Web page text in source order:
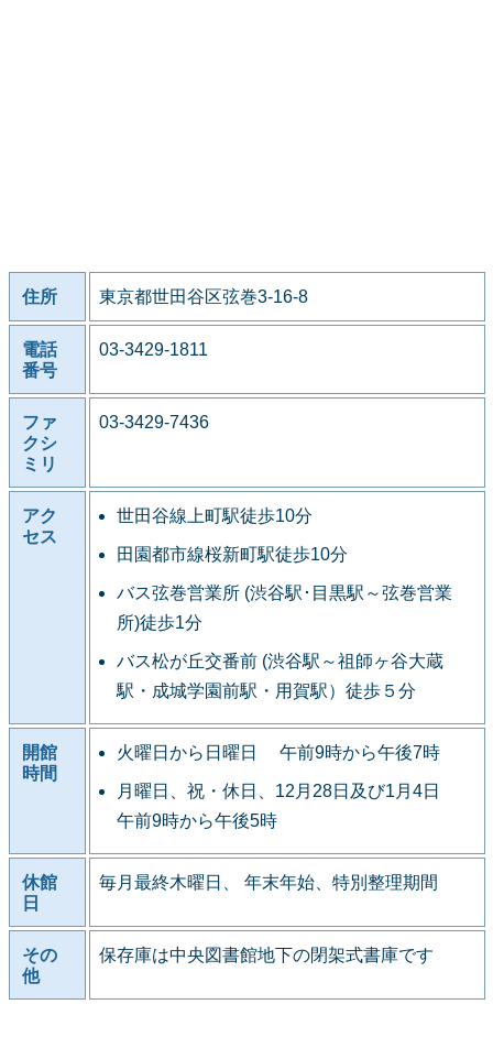
住所 東京都世田谷区弦巻3-16-8
電話
番号
03-3429-1811
ファ
クシ
ミリ
03-3429-7436
アク
セス
世田谷線上町駅徒歩10分
田園都市線桜新町駅徒歩10分
バス弦巻営業所 (渋谷駅･目黒駅～弦巻営業
所)徒歩1分
バス松が丘交番前 (渋谷駅～祖師ヶ谷大蔵
駅・成城学園前駅・用賀駅）徒歩５分
開館
時間
火曜日から日曜日 午前9時から午後7時
月曜日、祝・休日、12月28日及び1月4日
午前9時から午後5時
休館
日
毎月最終木曜日、 年末年始、特別整理期間
その
他
保存庫は中央図書館地下の閉架式書庫です